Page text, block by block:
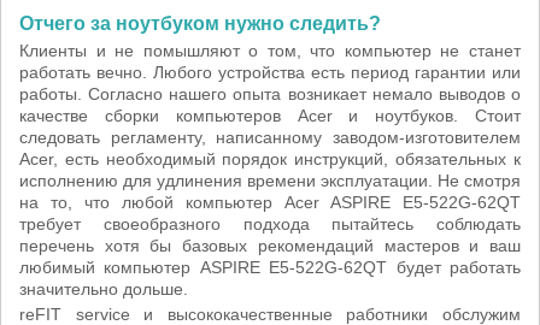
Отчего за ноутбуком нужно следить?
Клиенты и не помышляют о том, что компьютер не станет
работать вечно. Любого устройства есть период гарантии или
работы. Согласно нашего опыта возникает немало выводов о
качестве сборки компьютеров Acer и ноутбуков. Стоит
следовать регламенту, написанному заводом-изготовителем
Acer, есть необходимый порядок инструкций, обязательных к
исполнению для удлинения времени эксплуатации. Не смотря
на то, что любой компьютер Acer ASPIRE E5-522G-62QT
требует своеобразного подхода пытайтесь соблюдать
перечень хотя бы базовых рекомендаций мастеров и ваш
любимый компьютер ASPIRE E5-522G-62QT будет работать
значительно дольше.
reFIT service и высококачественные работники обслужим